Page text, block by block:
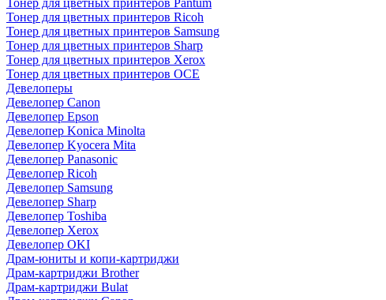
Тонер для цветных принтеров Pantum
Тонер для цветных принтеров Ricoh
Тонер для цветных принтеров Samsung
Тонер для цветных принтеров Sharp
Тонер для цветных принтеров Xerox
Тонер для цветных принтеров OCE
Девелоперы
Девелопер Canon
Девелопер Epson
Девелопер Konica Minolta
Девелопер Kyocera Mita
Девелопер Panasonic
Девелопер Ricoh
Девелопер Samsung
Девелопер Sharp
Девелопер Toshiba
Девелопер Xerox
Девелопер OKI
Драм-юниты и копи-картриджи
Драм-картриджи Brother
Драм-картриджи Bulat